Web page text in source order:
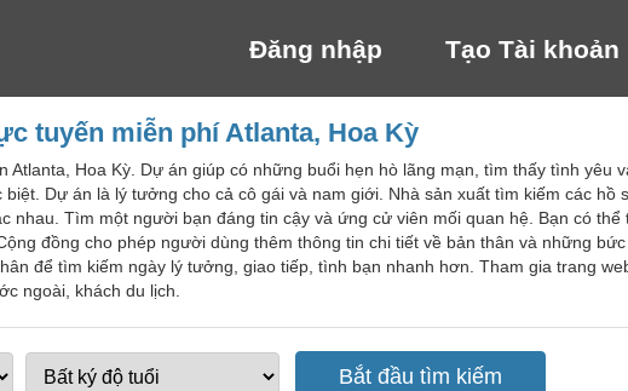
Đăng nhập Tạo Tài khoản
tuyến miễn phí Atlanta, Hoa Kỳ
Atlanta, Hoa Kỳ. Dự án giúp có những buổi hẹn hò lãng mạn, tìm thấy tình yêu
Dự án là lý tưởng cho cả cô gái và nam giới. Nhà sản xuất tìm kiếm các hồ
nhau. Tìm một người bạn đáng tin cậy và ứng cử viên mối quan hệ. Bạn có thể
đồng cho phép người dùng thêm thông tin chi tiết về bản thân và những
để tìm kiếm ngày lý tưởng, giao tiếp, tình bạn nhanh hơn. Tham gia trang
ngoài, khách du lịch.